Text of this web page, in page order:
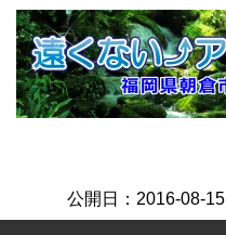
公開日： 2016-08-15